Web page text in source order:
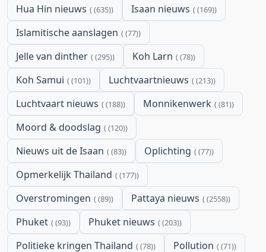
Hua Hin nieuws (635) Isaan nieuws (169)
Islamitische aanslagen (77)
Jelle van dinther (295) Koh Larn (78)
Koh Samui (101) Luchtvaartnieuws (213)
Luchtvaart nieuws (188) Monnikenwerk (81)
Moord & doodslag (120)
Nieuws uit de Isaan (83) Oplichting (77)
Opmerkelijk Thailand (177)
Overstromingen (89) Pattaya nieuws (2558)
Phuket (93) Phuket nieuws (203)
Politieke kringen Thailand (78) Pollution (71)